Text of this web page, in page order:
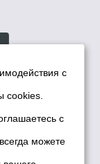
мэрии
с
cookies.
с
можете